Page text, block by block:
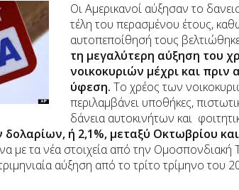
Οι Αμερικανοί αύξησαν το
τέλη του περασμένου έτους,
αυτοπεποίθησή τους
τη μεγαλύτερη αύξηση του
νοικοκυριών μέχρι και πριν
ύφεση. Το χρέος των
περιλαμβάνει υποθήκες,
δάνεια αυτοκινήτων και
ή 2,1%, μεταξύ Οκτωβρίου
με τα νέα στοιχεία από την Ομοσπονδιακή
αύξηση από το τρίτο τρίμηνο του